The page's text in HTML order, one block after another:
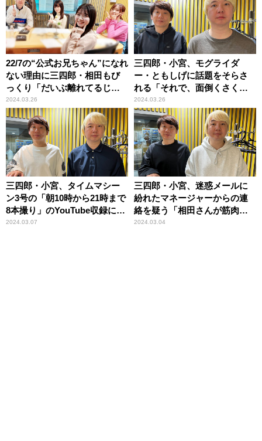
22/7の“公式お兄ちゃん”になれ
ない理由に三四郎・相田もび
っくり「だいぶ離れてるじゃ
ねぇかよ！」
2024.03.26
三四郎・小宮、モグライダ
ー・ともしげに話題をそらさ
れる「それで、面倒くさくな
ったのか……」
2024.03.26
三四郎・小宮、タイムマシー
ン3号の「朝10時から21時まで
8本撮り」のYouTube収録に驚
く
2024.03.07
三四郎・小宮、迷惑メールに
紛れたマネージャーからの連
絡を疑う「相田さんが筋肉痛
で……」
2024.03.04